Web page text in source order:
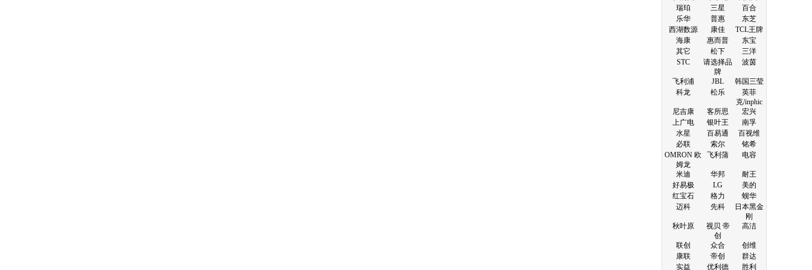
瑞珀
三星
百合
乐华
普惠
东芝
西湖数源
康佳
TCL王牌
海康
惠而普
东宝
其它
松下
三洋
STC
请选择品
牌
波茵
飞利浦 JBL
韩国三莹
科龙
松乐
英菲
克/inphic
尼吉康
客所思
宏兴
上广电
银叶王
南孚
水星
百易通
百视维
必联
索尔
铭希
OMRON 欧
姆龙
飞利蒲 电容
米迪 华邦
耐王
好易极
LG
美的
红宝石
格力
蚬华
迈科
先科
日本黑金
刚
秋叶原
视贝 帝
创
高洁
联创 众合
创维
康联
帝创
群达
实益
优利德 胜利